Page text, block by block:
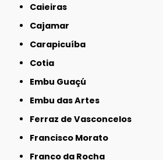
Caieiras
Cajamar
Carapicuíba
Cotia
Embu Guaçú
Embu das Artes
Ferraz de Vasconcelos
Francisco Morato
Franco da Rocha